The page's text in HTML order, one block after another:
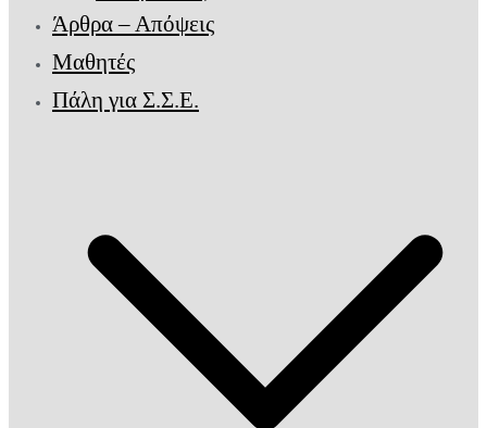
Άρθρα – Απόψεις
Μαθητές
Πάλη για Σ.Σ.Ε.